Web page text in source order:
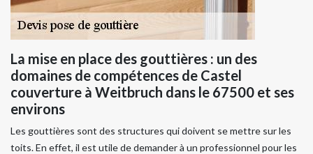
La mise en place des gouttières : un des
domaines de compétences de Castel
couverture à Weitbruch dans le 67500 et ses
environs
Les gouttières sont des structures qui doivent se mettre sur les
toits. En effet, il est utile de demander à un professionnel pour les